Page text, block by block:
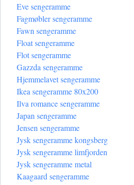
Eve sengeramme
Fagmøbler sengeramme
Fawn sengeramme
Float sengeramme
Flot sengeramme
Gazzda sengeramme
Hjemmelavet sengeramme
Ikea sengeramme 80x200
Ilva romance sengeramme
Japan sengeramme
Jensen sengeramme
Jysk sengeramme kongsberg
Jysk sengeramme limfjorden
Jysk sengeramme metal
Kaagaard sengeramme